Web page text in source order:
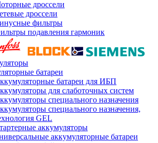
дроссели
дроссели
фильтры
подавления гармоник
батареи
батареи для ИБП
для слаботочных систем
специального назначения
специального назначения,
GEL
аккумуляторы
аккумуляторные батареи